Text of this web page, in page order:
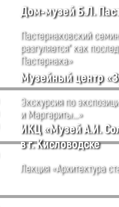
Дом-музей Б.Л.
Пастернаковский
разгуляется" как
Пастернака»
Музейный центр
Экскурсия по
и Маргариты...»
ИКЦ «Музей А.И.
в г. Кисловодске
Лекция «Архитектура